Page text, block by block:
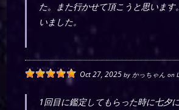
た。また行かせて頂こうと思いま
いました。
Oct 27, 2025 by かっちゃん on
1回目に鑑定してもらった時に七夕